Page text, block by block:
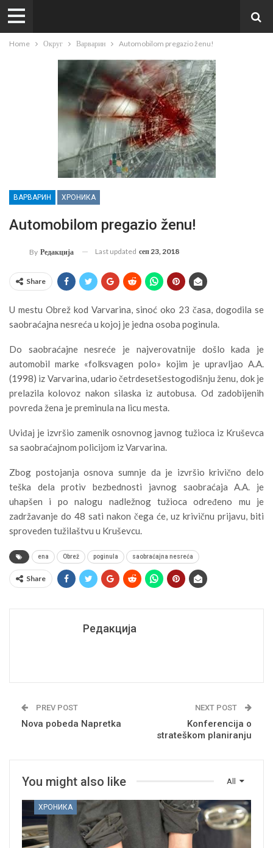
Home Округ Варварин Automobilom pregazio ženu!
ВАРВАРИН ХРОНИКА
Automobilom pregazio ženu!
By Редакција Last updated сеп 23, 2018
Share
U mestu Obrež kod Varvarina, sinoć oko 23 časa, dogodila se
saobraćajna nesreća u kojoj je jedna osoba poginula.
Do saobraćajne nesreće je najverovatnije došlo kada je
automobil marke «folksvagen polo» kojim je upravljao A.A.
(1998) iz Varvarina, udario četrdesetšestogodišnju ženu, dok je
prelazila kolovoz nakon silaska iz autobusa. Od zadobijenih
povreda žena je preminula na licu mesta.
Uviđaj je izvršio zamenik osnovnog javnog tužioca iz Kruševca
sa saobraćajnom policijom iz Varvarina.
Zbog postojanja osnova sumnje da je izvršio krivično delo
teška dela protiv bezbednosti javnog saobraćaja A.A. je
uhapšen i po nalogu nadležnog tužioca određeno mu je
zadržavanje do 48 sati nakon čega će, uz krivičnu prijavu, biti
sproveden tužilaštvu u Kruševcu.
ena Obrež poginula saobraćajna nesreća
Share
Редакција
PREV POST
Nova pobeda Napretka
NEXT POST
Konferencija o
strateškom planiranju
All
You might also like
ХРОНИКА